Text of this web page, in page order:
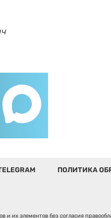
ПОЛИТИКА
их элементов без согласия